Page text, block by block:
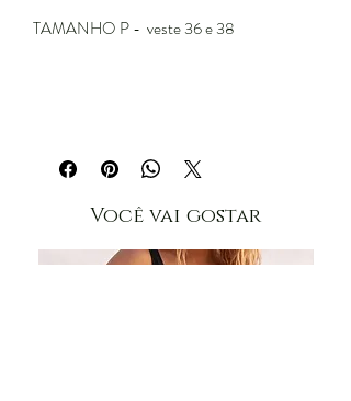
TAMANHO P - veste 36 e 38
Você vai gostar